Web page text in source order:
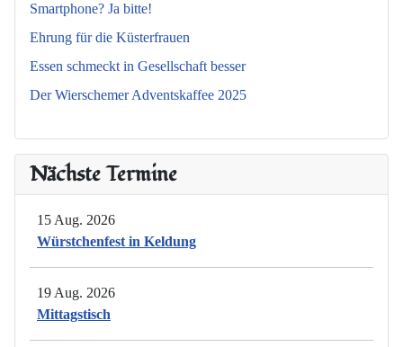
Smartphone? Ja bitte!
Ehrung für die Küsterfrauen
Essen schmeckt in Gesellschaft besser
Der Wierschemer Adventskaffee 2025
Nächste Termine
15 Aug. 2026
Würstchenfest in Keldung
19 Aug. 2026
Mittagstisch